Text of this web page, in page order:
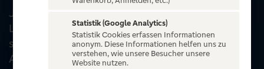
Joey Kelly referiert in seinem Vortrag NO
LIMITS- Wie schaffe ich mein Ziel eindrucksvoll
seinen Lebensweg als Unternehmer und
Ausdauersportler, den e...
Statistik (Google Analytics)
Statistik Cookies erfassen Informationen
anonym. Diese Informationen helfen uns zu
verstehen, wie unsere Besucher unsere
Website nutzen.